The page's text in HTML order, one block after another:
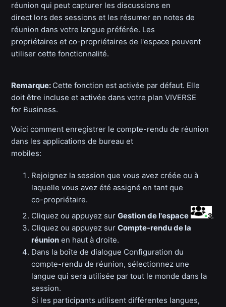
réunion qui peut capturer les discussions en
direct lors des sessions et les résumer en notes de
réunion dans votre langue préférée. Les
propriétaires et co-propriétaires de l'espace peuvent
utiliser cette fonctionnalité.
Remarque: Cette fonction est activée par défaut. Elle
doit être incluse et activée dans votre plan VIVERSE
for Business.
Voici comment enregistrer le compte-rendu de réunion
dans les applications de bureau et
mobiles:
Rejoignez la session que vous avez créée ou à
laquelle vous avez été assigné en tant que
co-propriétaire.
Cliquez ou appuyez surGestion de l'espace
.
Cliquez ou appuyez surCompte-rendu de la
réunion en haut à droite.
Dans la boîte de dialogue Configuration du
compte-rendu de réunion, sélectionnez une
langue qui sera utilisée par tout le monde dans la
session.
Si les participants utilisent différentes langues,